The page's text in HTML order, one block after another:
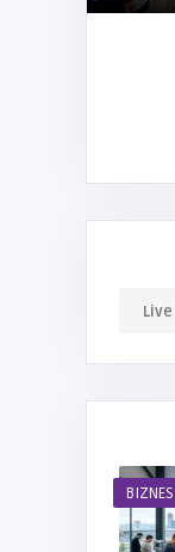
BIZNES